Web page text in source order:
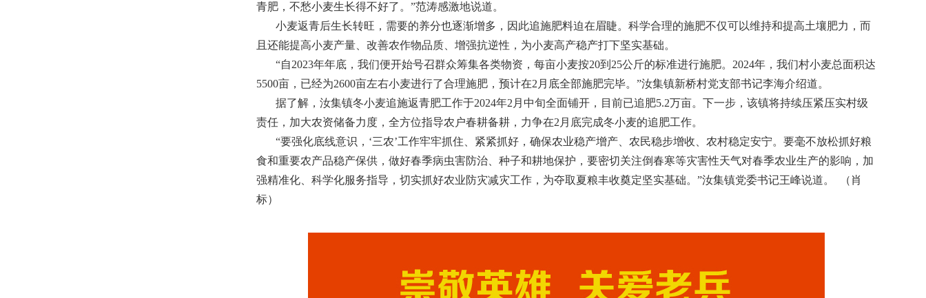
青肥，不愁小麦生长得不好了。”范涛感激地说道。
小麦返青后生长转旺，需要的养分也逐渐增多，因此追施肥料迫在眉睫。科学合理的施肥不仅可以维持和提高土壤肥力，而
且还能提高小麦产量、改善农作物品质、增强抗逆性，为小麦高产稳产打下坚实基础。
“自2023年年底，我们便开始号召群众筹集各类物资，每亩小麦按20到25公斤的标准进行施肥。2024年，我们村小麦总面积达
5500亩，已经为2600亩左右小麦进行了合理施肥，预计在2月底全部施肥完毕。”汝集镇新桥村党支部书记李海介绍道。
据了解，汝集镇冬小麦追施返青肥工作于2024年2月中旬全面铺开，目前已追肥5.2万亩。下一步，该镇将持续压紧压实村级
责任，加大农资储备力度，全方位指导农户春耕备耕，力争在2月底完成冬小麦的追肥工作。
“要强化底线意识，‘三农’工作牢牢抓住、紧紧抓好，确保农业稳产增产、农民稳步增收、农村稳定安宁。要毫不放松抓好粮
食和重要农产品稳产保供，做好春季病虫害防治、种子和耕地保护，要密切关注倒春寒等灾害性天气对春季农业生产的影响，加
强精准化、科学化服务指导，切实抓好农业防灾减灾工作，为夺取夏粮丰收奠定坚实基础。”汝集镇党委书记王峰说道。 （肖
标）